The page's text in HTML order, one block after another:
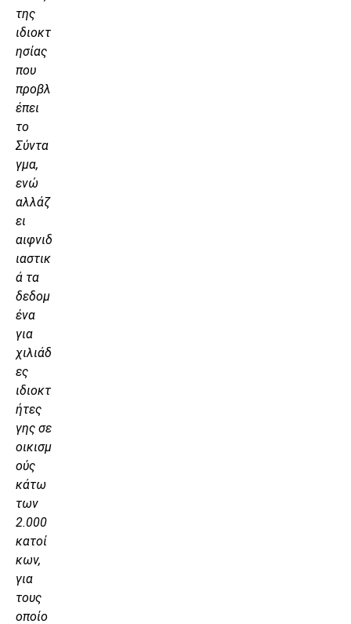
της
ιδιοκτ
ησίας
που
προβλ
έπει
το
Σύντα
γμα,
ενώ
αλλάζ
ει
αιφνιδ
ιαστικ
ά τα
δεδομ
ένα
για
χιλιάδ
ες
ιδιοκτ
ήτες
γης σε
οικισμ
ούς
κάτω
των
2.000
κατοί
κων,
για
τους
οποίο